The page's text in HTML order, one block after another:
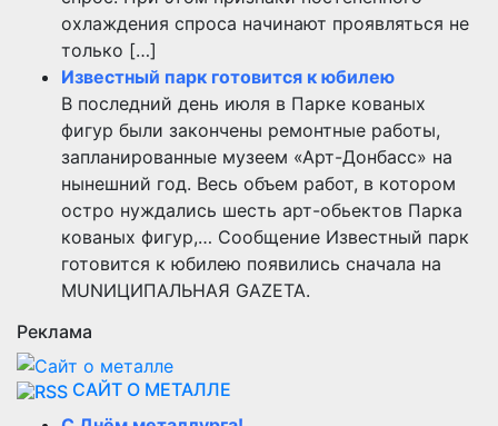
охлаждения спроса начинают проявляться не
только […]
Известный парк готовится к юбилею
В последний день июля в Парке кованых
фигур были закончены ремонтные работы,
запланированные музеем «Арт-Донбасс» на
нынешний год. Весь объем работ, в котором
остро нуждались шесть арт-обьектов Парка
кованых фигур,… Сообщение Известный парк
готовится к юбилею появились сначала на
MUNИЦИПАЛЬНАЯ GAZЕТА.
Реклама
САЙТ О МЕТАЛЛЕ